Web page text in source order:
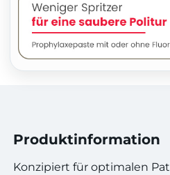
Produktinformation
Konzipiert für optimalen